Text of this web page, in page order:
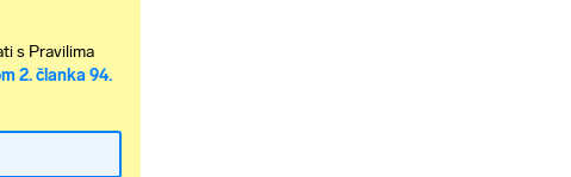
s Pravilima
2. članka 94.